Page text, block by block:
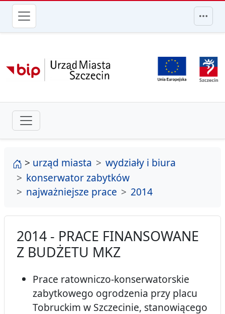
przejdź do głównego menu
strona główna
> urząd miasta
wydziały i biura
konserwator zabytków
najważniejsze prace
2014
2014 - PRACE FINANSOWANE
Z BUDŻETU MKZ
Prace ratowniczo-konserwatorskie
zabytkowego ogrodzenia przy placu
Tobruckim w Szczecinie, stanowiącego